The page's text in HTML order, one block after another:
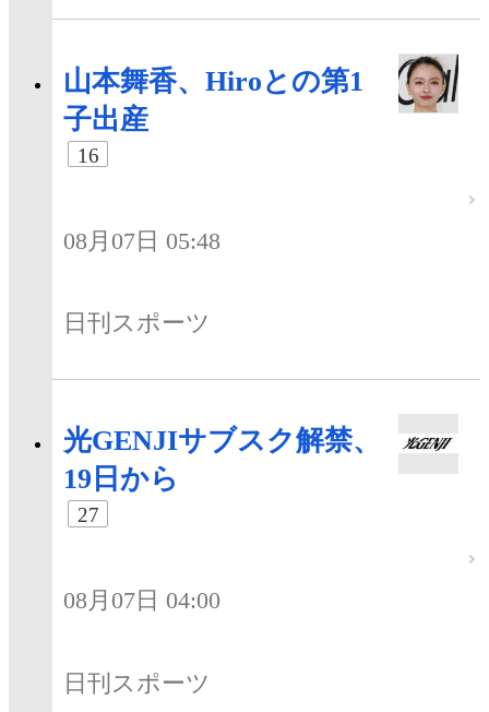
山本舞香、Hiroとの第1
子出産
16
08月07日 05:48
日刊スポーツ
光GENJIサブスク解禁、
19日から
27
08月07日 04:00
日刊スポーツ